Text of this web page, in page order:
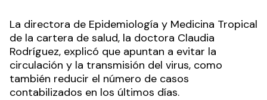
La directora de Epidemiología y Medicina Tropical
de la cartera de salud, la doctora Claudia
Rodríguez, explicó que apuntan a evitar la
circulación y la transmisión del virus, como
también reducir el número de casos
contabilizados en los últimos días.